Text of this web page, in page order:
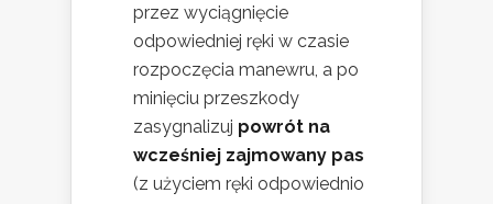
przez wyciągnięcie
odpowiedniej ręki w czasie
rozpoczęcia manewru, a po
minięciu przeszkody
zasygnalizuj powrót na
wcześniej zajmowany pas
(z użyciem ręki odpowiednio